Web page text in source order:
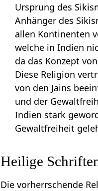
Ursprung des
Anhänger des
allen Kontinenten
welche in Indien
da das Konzept
Diese Religion
von den Jains
und der
Indien stark
Gewaltfreiheit
Heilige
Die vorherrschende